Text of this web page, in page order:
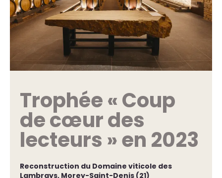
Trophée « Coup
de cœur des
lecteurs » en 2023
Reconstruction du Domaine viticole des
Lambrays, Morey-Saint-Denis (21)